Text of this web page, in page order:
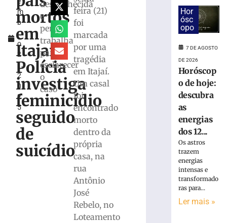
m
b
r
o
2
1,
2
0
2
5
mortos
em
Itajaí;
Polícia
investiga
feminicídio
seguido
de
suicídio
desconhecida
e
perícia
trabalha
para
esclarecer
o
caso
feira (21)
foi
marcada
por uma
tragédia
em Itajaí.
Um casal
foi
encontrado
morto
dentro da
própria
casa, na
rua
Antônio
José
Rebelo, no
Loteamento
máquina
lavar
mobiliza
Bombeiros,
Brusque
Trabalhador
terceirizado
sofre
Hor
ósc
opo
7 DE AGOSTO
DE 2026
Horóscop
o de hoje:
descubra
as
energias
dos 12...
Os astros
trazem
energias
intensas e
transformado
ras para...
Ler mais »